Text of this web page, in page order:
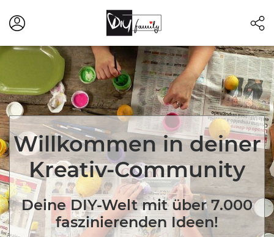
Willkommen in deiner
Kreativ-Community
Deine DIY-Welt mit über 7.000
faszinierenden Ideen!